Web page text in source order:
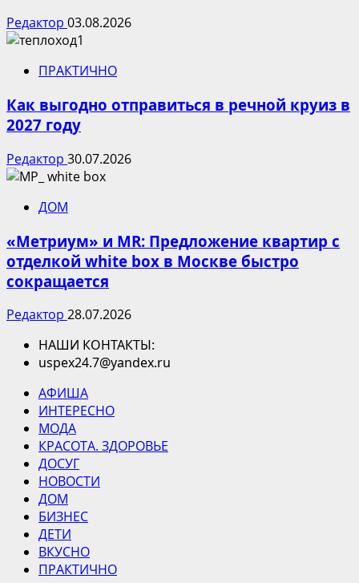
Редактор 03.08.2026
ПРАКТИЧНО
Как выгодно отправиться в речной круиз в
2027 году
Редактор 30.07.2026
ДОМ
«Метриум» и MR: Предложение квартир с
отделкой white box в Москве быстро
сокращается
Редактор 28.07.2026
НАШИ КОНТАКТЫ:
uspex24.7@yandex.ru
АФИША
ИНТЕРЕСНО
МОДА
КРАСОТА. ЗДОРОВЬЕ
ДОСУГ
НОВОСТИ
ДОМ
БИЗНЕС
ДЕТИ
ВКУСНО
ПРАКТИЧНО